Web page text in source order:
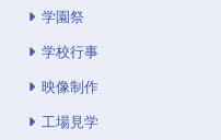
学園祭
学校行事
映像制作
工場見学